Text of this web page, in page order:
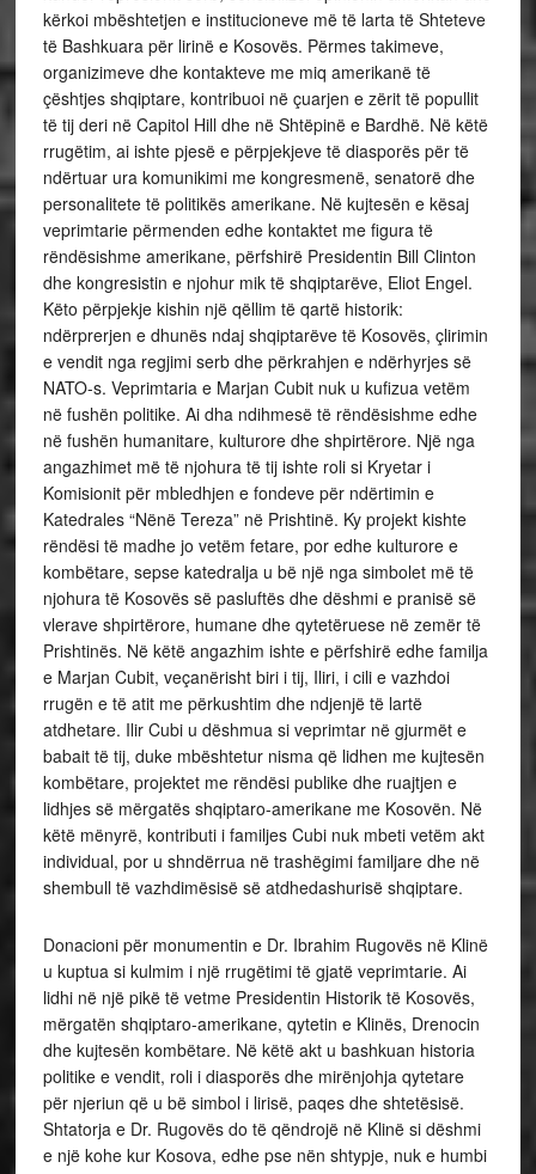
kërkoi mbështetjen e institucioneve më të larta të Shteteve
të Bashkuara për lirinë e Kosovës. Përmes takimeve,
organizimeve dhe kontakteve me miq amerikanë të
çështjes shqiptare, kontribuoi në çuarjen e zërit të popullit
të tij deri në Capitol Hill dhe në Shtëpinë e Bardhë. Në këtë
rrugëtim, ai ishte pjesë e përpjekjeve të diasporës për të
ndërtuar ura komunikimi me kongresmenë, senatorë dhe
personalitete të politikës amerikane. Në kujtesën e kësaj
veprimtarie përmenden edhe kontaktet me figura të
rëndësishme amerikane, përfshirë Presidentin Bill Clinton
dhe kongresistin e njohur mik të shqiptarëve, Eliot Engel.
Këto përpjekje kishin një qëllim të qartë historik:
ndërprerjen e dhunës ndaj shqiptarëve të Kosovës, çlirimin
e vendit nga regjimi serb dhe përkrahjen e ndërhyrjes së
NATO-s. Veprimtaria e Marjan Cubit nuk u kufizua vetëm
në fushën politike. Ai dha ndihmesë të rëndësishme edhe
në fushën humanitare, kulturore dhe shpirtërore. Një nga
angazhimet më të njohura të tij ishte roli si Kryetar i
Komisionit për mbledhjen e fondeve për ndërtimin e
Katedrales “Nënë Tereza” në Prishtinë. Ky projekt kishte
rëndësi të madhe jo vetëm fetare, por edhe kulturore e
kombëtare, sepse katedralja u bë një nga simbolet më të
njohura të Kosovës së pasluftës dhe dëshmi e pranisë së
vlerave shpirtërore, humane dhe qytetëruese në zemër të
Prishtinës. Në këtë angazhim ishte e përfshirë edhe familja
e Marjan Cubit, veçanërisht biri i tij, Iliri, i cili e vazhdoi
rrugën e të atit me përkushtim dhe ndjenjë të lartë
atdhetare. Ilir Cubi u dëshmua si veprimtar në gjurmët e
babait të tij, duke mbështetur nisma që lidhen me kujtesën
kombëtare, projektet me rëndësi publike dhe ruajtjen e
lidhjes së mërgatës shqiptaro-amerikane me Kosovën. Në
këtë mënyrë, kontributi i familjes Cubi nuk mbeti vetëm akt
individual, por u shndërrua në trashëgimi familjare dhe në
shembull të vazhdimësisë së atdhedashurisë shqiptare.
Donacioni për monumentin e Dr. Ibrahim Rugovës në Klinë
u kuptua si kulmim i një rrugëtimi të gjatë veprimtarie. Ai
lidhi në një pikë të vetme Presidentin Historik të Kosovës,
mërgatën shqiptaro-amerikane, qytetin e Klinës, Drenocin
dhe kujtesën kombëtare. Në këtë akt u bashkuan historia
politike e vendit, roli i diasporës dhe mirënjohja qytetare
për njeriun që u bë simbol i lirisë, paqes dhe shtetësisë.
Shtatorja e Dr. Rugovës do të qëndrojë në Klinë si dëshmi
e një kohe kur Kosova, edhe pse nën shtypje, nuk e humbi